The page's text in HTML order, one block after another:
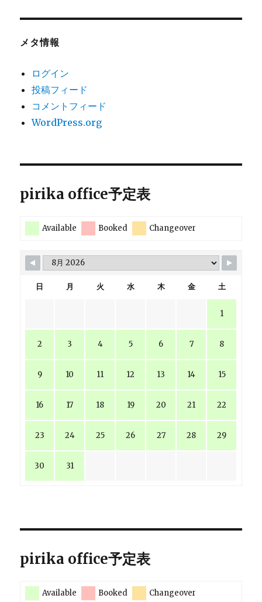
メタ情報
ログイン
投稿フィード
コメントフィード
WordPress.org
pirika office予定表
Available Booked Changeover
日 月 火 水 木 金 土
1
2 3 4 5 6 7 8
9 10 11 12 13 14 15
16 17 18 19 20 21 22
23 24 25 26 27 28 29
30 31
pirika office予定表
Available Booked Changeover